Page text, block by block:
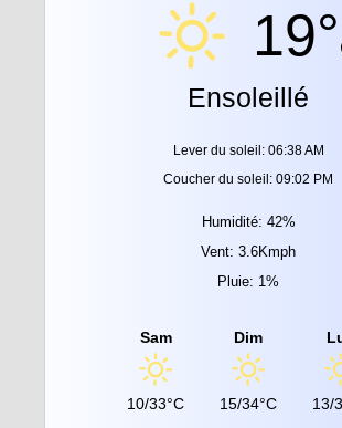
19°
Ensoleillé
Lever du soleil: 06:38 AM
Coucher du soleil: 09:02 PM
Humidité: 42%
Vent: 3.6Kmph
Pluie: 1%
Sam
10/33°C
Dim
15/34°C 13/